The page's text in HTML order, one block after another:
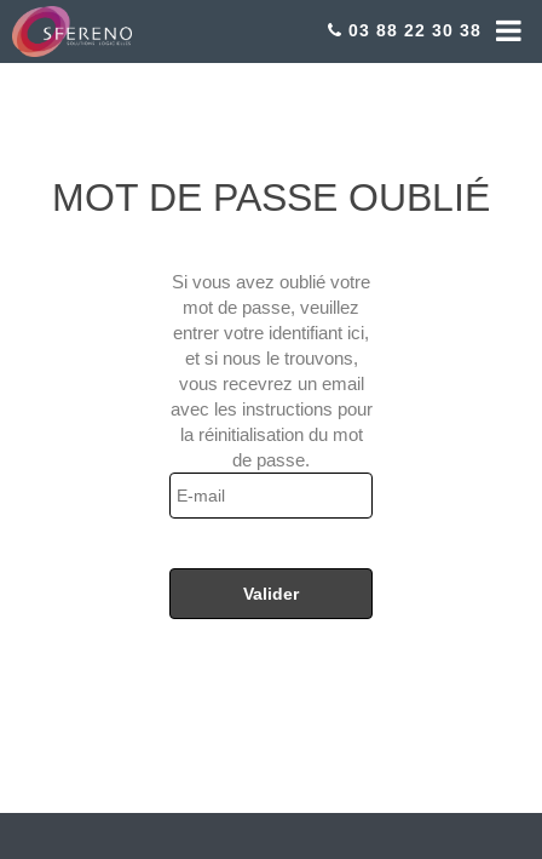
03 88 22 30 38
MOT DE PASSE OUBLIÉ
Si vous avez oublié votre
mot de passe, veuillez
entrer votre identifiant ici,
et si nous le trouvons,
vous recevrez un email
avec les instructions pour
la réinitialisation du mot
de passe.